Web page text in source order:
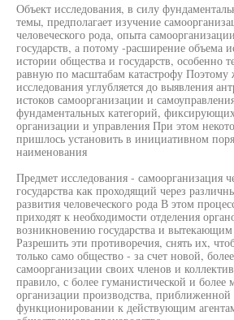
Объект исследования, в силу
темы, предполагает изучение
человеческого рода, опыта
государств, а потому -расширение объема
истории общества и государств, особенно
равную по масштабам катастрофу Поэтому
исследования углубляется до выявления
истоков самоорганизации и
фундаментальных категорий,
организации и управления При этом
пришлось установить в инициативном
наименования
Предмет исследования - самоорганизация
государства как проходящий через
развития человеческого рода В этом
приходят к необходимости отделения
возникновению государства и
Разрешить эти противоречия, снять их,
только само общество - за счет новой,
самоорганизации своих членов и
правило, с более гуманистической и более
организации производства, приближенной
функционировании к действующим